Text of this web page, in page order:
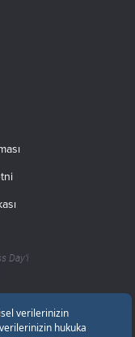
Day’i
No.8 54600